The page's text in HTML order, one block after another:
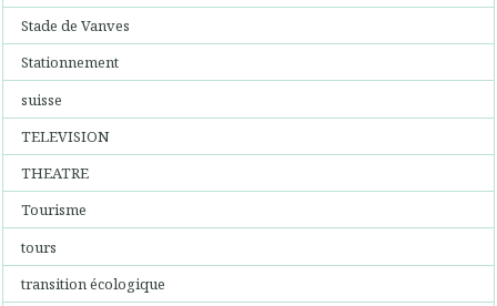
Stade de Vanves
Stationnement
suisse
TELEVISION
THEATRE
Tourisme
tours
transition écologique